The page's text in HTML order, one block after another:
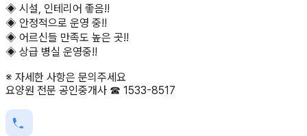
◈ 시설, 인테리어 좋음!!
◈ 안정적으로 운영 중!!
◈ 어르신들 만족도 높은 곳!!
◈ 상급 병실 운영중!!
※ 자세한 사항은 문의주세요
요양원 전문 공인중개사 ☎ 1533-8517